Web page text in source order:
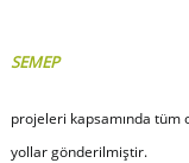
SEMEP
projeleri kapsamında
yollar gönderilmiştir.